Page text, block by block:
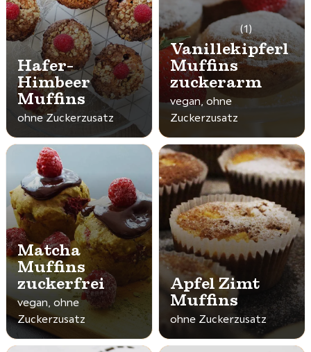
Hafer-
Himbeer
Muffins
ohne Zuckerzusatz
(1)
Vanillekipferl
Muffins
zuckerarm
vegan, ohne
Zuckerzusatz
Matcha
Muffins
zuckerfrei
vegan, ohne
Zuckerzusatz
Apfel Zimt
Muffins
ohne Zuckerzusatz